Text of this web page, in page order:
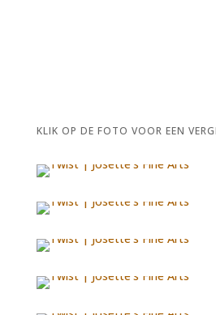
KLIK OP DE FOTO VOOR EEN